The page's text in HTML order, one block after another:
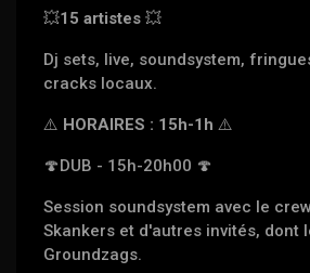
💥15 artistes💥
Dj sets, live, soundsystem,
cracks locaux.
⚠️ HORAIRES : 15h-1h⚠️
🍄 DUB - 15h-20h00 🍄
Session soundsystem avec le
Skankers et d'autres invités, dont
Groundzags.